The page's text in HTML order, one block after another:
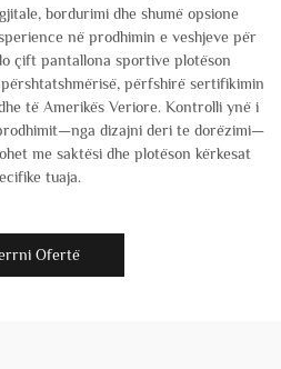
bordurimi dhe shumë opsione
në prodhimin e veshjeve për
çift pantallona sportive plotëson
përfshirë sertifikimin
të Amerikës Veriore. Kontrolli ynë i
dizajni deri te dorëzimi—
me saktësi dhe plotëson kërkesat
tuaja.
Ofertë